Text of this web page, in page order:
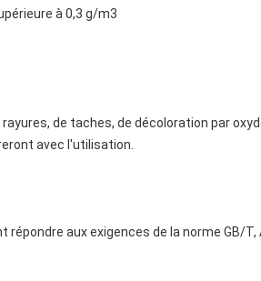
à 0,3 g/m3
de taches, de décoloration par
avec l'utilisation.
aux exigences de la norme GB/T,